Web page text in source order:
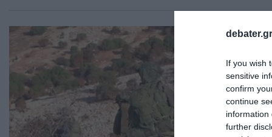
If you wish
sensitive
confirm
continue
information
further